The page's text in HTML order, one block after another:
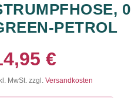
PETROL
€
MwSt. zzgl. Versandkosten